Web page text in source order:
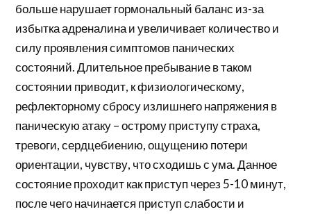
больше нарушает гормональный баланс из-за
избытка адреналина и увеличивает количество и
силу проявления симптомов панических
состояний. Длительное пребывание в таком
состоянии приводит, к физиологическому,
рефлекторному сбросу излишнего напряжения в
паническую атаку – острому приступу страха,
тревоги, сердцебиению, ощущению потери
ориентации, чувству, что сходишь с ума. Данное
состояние проходит как приступ через 5-10 минут,
после чего начинается приступ слабости и